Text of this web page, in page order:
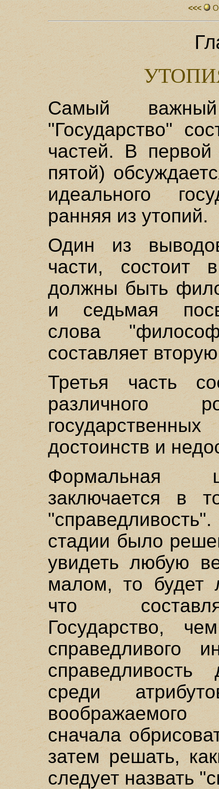
<<<
Самый
"Государство"
частей. В первой
пятой)
идеального
ранняя из утопий.
Один из
части, состоит
должны быть
и седьмая
слова
составляет
Третья часть
различного
достоинств и
Формальная
заключается в
стадии было
увидеть любую
малом, то будет
что
Государство,
справедливого
среди
сначала
затем решать,
следует назвать